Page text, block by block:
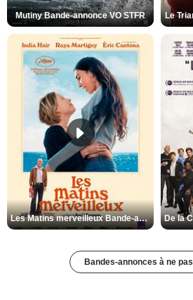
Mutiny Bande-annonce VO STFR Le
Les Matins merveilleux Bande-annonce VF
Bandes-annonces à ne